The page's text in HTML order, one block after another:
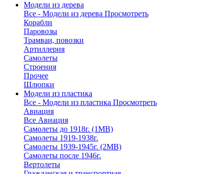
Модели из дерева
Все - Модели из дерева Просмотреть
Корабли
Паровозы
Трамваи, повозки
Артиллерия
Самолеты
Строения
Прочее
Шлюпки
Модели из пластика
Все - Модели из пластика Просмотреть
Авиация
Все Авиация
Самолеты до 1918г. (1МВ)
Самолеты 1919-1938г.
Самолеты 1939-1945г. (2МВ)
Самолеты после 1946г.
Вертолеты